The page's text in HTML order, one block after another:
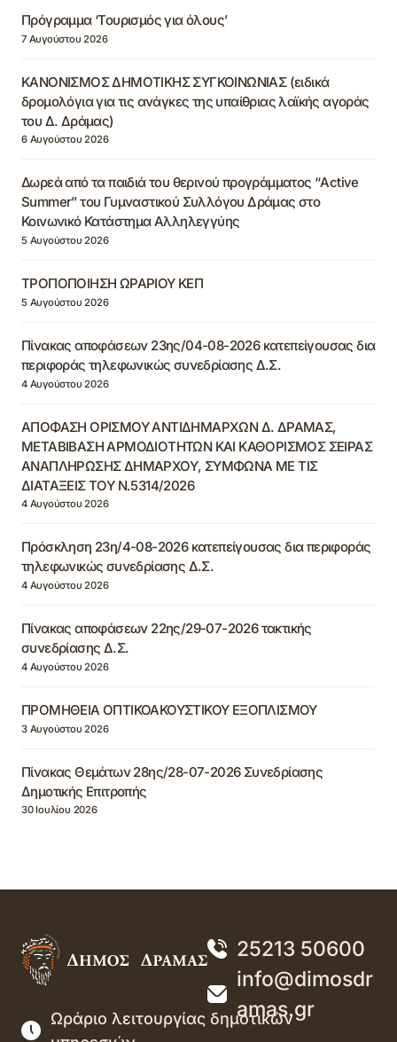
Πρόγραμμα ‘Τουρισμός για όλους’
7 Αυγούστου 2026
ΚΑΝΟΝΙΣΜΟΣ ΔΗΜΟΤΙΚΗΣ ΣΥΓΚΟΙΝΩΝΙΑΣ (ειδικά
δρομολόγια για τις ανάγκες της υπαίθριας λαϊκής αγοράς
του Δ. Δράμας)
6 Αυγούστου 2026
Δωρεά από τα παιδιά του θερινού προγράμματος “Active
Summer” του Γυμναστικού Συλλόγου Δράμας στο
Κοινωνικό Κατάστημα Αλληλεγγύης
5 Αυγούστου 2026
ΤΡΟΠΟΠΟΙΗΣΗ ΩΡΑΡΙΟΥ ΚΕΠ
5 Αυγούστου 2026
Πίνακας αποφάσεων 23ης/04-08-2026 κατεπείγουσας δια
περιφοράς τηλεφωνικώς συνεδρίασης Δ.Σ.
4 Αυγούστου 2026
ΑΠΟΦΑΣΗ ΟΡΙΣΜΟΥ ΑΝΤΙΔΗΜΑΡΧΩΝ Δ. ΔΡΑΜΑΣ,
ΜΕΤΑΒΙΒΑΣΗ ΑΡΜΟΔΙΟΤΗΤΩΝ ΚΑΙ ΚΑΘΟΡΙΣΜΟΣ ΣΕΙΡΑΣ
ΑΝΑΠΛΗΡΩΣΗΣ ΔΗΜΑΡΧΟΥ, ΣΥΜΦΩΝΑ ΜΕ ΤΙΣ
ΔΙΑΤΑΞΕΙΣ ΤΟΥ Ν.5314/2026
4 Αυγούστου 2026
Πρόσκληση 23η/4-08-2026 κατεπείγουσας δια περιφοράς
τηλεφωνικώς συνεδρίασης Δ.Σ.
4 Αυγούστου 2026
Πίνακας αποφάσεων 22ης/29-07-2026 τακτικής
συνεδρίασης Δ.Σ.
4 Αυγούστου 2026
ΠΡΟΜΗΘΕΙΑ ΟΠΤΙΚΟΑΚΟΥΣΤΙΚΟΥ ΕΞΟΠΛΙΣΜΟΥ
3 Αυγούστου 2026
Πίνακας Θεμάτων 28ης/28-07-2026 Συνεδρίασης
Δημοτικής Επιτροπής
30 Ιουλίου 2026
25213 50600
info@dimosdr
amas.gr
Ωράριο λειτουργίας δημοτικών